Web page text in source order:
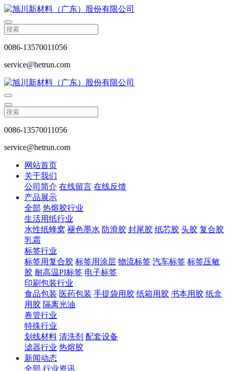
0086-13570011056
service@hetrun.com
0086-13570011056
service@hetrun.com
网站首页
关于我们
公司简介 在线留言 在线反馈
产品展示
全部 热熔胶行业
生活用纸行业
水性纸蜂窝 褪色墨水 防滑胶 封尾胶 纸芯胶 头胶 复合胶
乳霜
标签行业
标签用复合胶 标签用涂层 物流标签 汽车标签 标签压敏
胶 耐高温PI标签 电子标签
印刷包装行业
食品包装 医药包装 手提袋用胶 纸箱用胶 书本用胶 纸盒
用胶 隔离光油
卷管行业
特殊行业
划线材料 清洗剂 配套设备
滤器行业 热熔胶
新闻动态
全部 行业资讯